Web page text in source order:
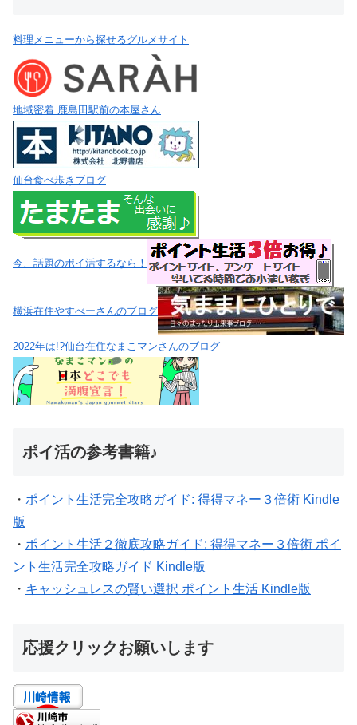
料理メニューから探せるグルメサイト
地域密着 鹿島田駅前の本屋さん
仙台食べ歩きブログ
今、話題のポイ活するなら！
横浜在住やすべーさんのブログ
2022年は!?仙台在住なまこマンさんのブログ
ポイ活の参考書籍♪
・ ポイント生活完全攻略ガイド: 得得マネー３倍術 Kindle
版
・ ポイント生活２徹底攻略ガイド: 得得マネー３倍術 ポイ
ント生活完全攻略ガイド Kindle版
・ キャッシュレスの賢い選択 ポイント生活 Kindle版
応援クリックお願いします